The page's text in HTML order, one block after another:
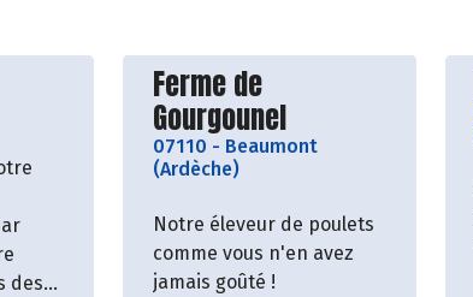
des
Découvrir le producteur
Ferme de
Gourgounel
07110 - Beaumont
(Ardèche)
Notre éleveur de poulets
comme vous n'en avez
jamais goûté !